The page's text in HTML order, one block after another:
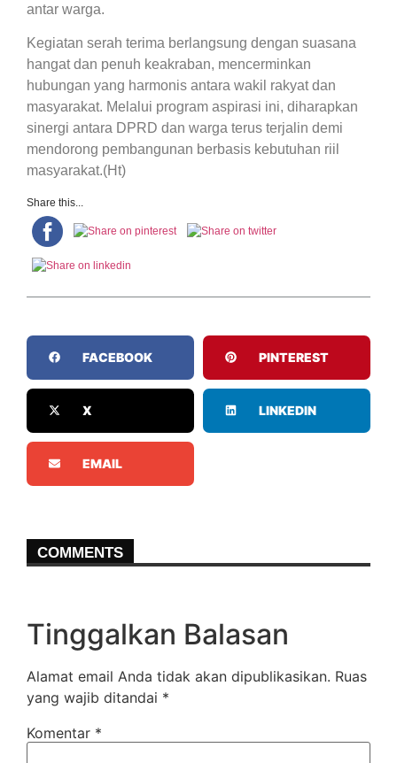
antar warga.
Kegiatan serah terima berlangsung dengan suasana
hangat dan penuh keakraban, mencerminkan
hubungan yang harmonis antara wakil rakyat dan
masyarakat. Melalui program aspirasi ini, diharapkan
sinergi antara DPRD dan warga terus terjalin demi
mendorong pembangunan berbasis kebutuhan riil
masyarakat.(Ht)
Share this...
FACEBOOK PINTEREST
X LINKEDIN
EMAIL
COMMENTS
Tinggalkan Balasan
Alamat email Anda tidak akan dipublikasikan. Ruas
yang wajib ditandai *
Komentar *